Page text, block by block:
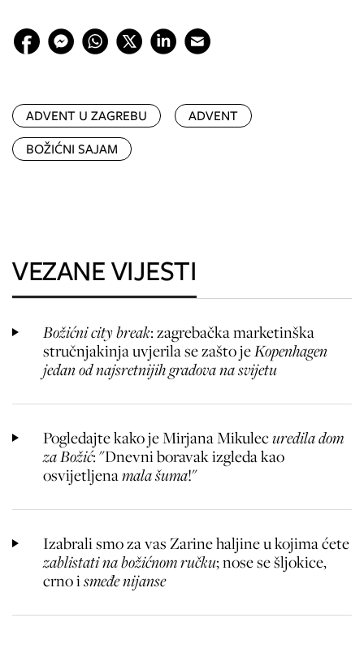
ADVENT U ZAGREBU
ADVENT
BOŽIĆNI SAJAM
VEZANE VIJESTI
Božićni city break: zagrebačka marketinška
stručnjakinja uvjerila se zašto jeKopenhagen
jedan od najsretnijih gradova na svijetu
Pogledajte kako je Mirjana Mikulecuredila dom
za Božić: "Dnevni boravak izgleda kao
osvijetljenamala šuma!"
Izabrali smo za vas Zarine haljine u kojima ćete
zablistati na božićnom ručku; nose se šljokice,
crno ismeđe nijanse